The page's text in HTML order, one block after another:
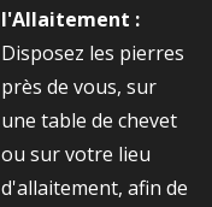
l'Allaitement :
Disposez les pierres
près de vous, sur
une table de chevet
ou sur votre lieu
d'allaitement, afin de